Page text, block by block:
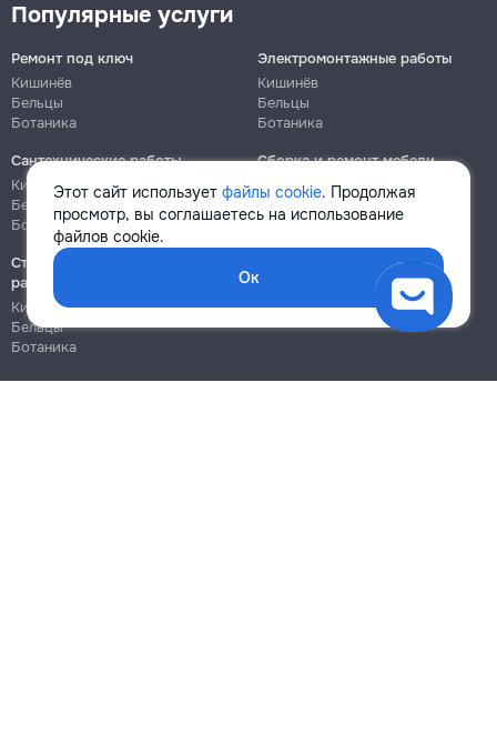
Этот сайт использует файлы cookie. Продолжая
просмотр, вы соглашаетесь на использование
файлов cookie.
Ок
Популярные услуги
Ремонт под ключ
Кишинёв
Бельцы
Ботаника
Электромонтажные работы
Кишинёв
Бельцы
Ботаника
Сантехнические работы
Кишинёв
Бельцы
Ботаника
Сборка и ремонт мебели
Кишинёв
Ботаника
Строительно-монтажные
работы
Кишинёв
Бельцы
Ботаника